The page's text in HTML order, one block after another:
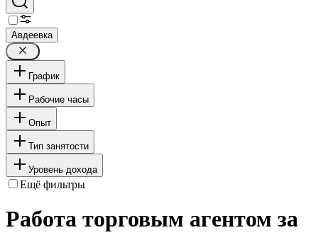
Авдеевка
График
Рабочие часы
Опыт
Тип занятости
Уровень дохода
Ещё фильтры
Работа торговым агентом за